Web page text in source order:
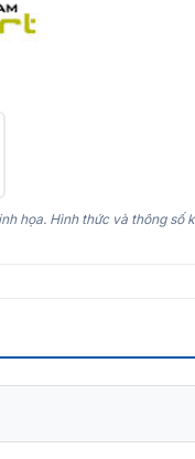
họa. Hình thức và thông số